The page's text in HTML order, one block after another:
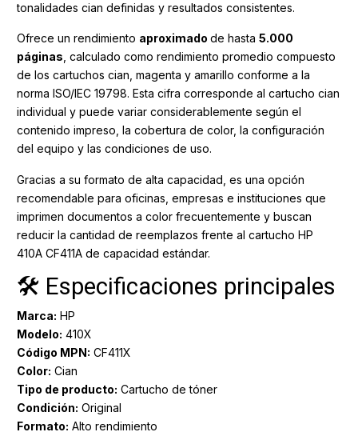
tonalidades cian definidas y resultados consistentes.
Ofrece un rendimiento aproximado de hasta 5.000
páginas , calculado como rendimiento promedio compuesto
de los cartuchos cian, magenta y amarillo conforme a la
norma ISO/IEC 19798. Esta cifra corresponde al cartucho cian
individual y puede variar considerablemente según el
contenido impreso, la cobertura de color, la configuración
del equipo y las condiciones de uso.
Gracias a su formato de alta capacidad, es una opción
recomendable para oficinas, empresas e instituciones que
imprimen documentos a color frecuentemente y buscan
reducir la cantidad de reemplazos frente al cartucho HP
410A CF411A de capacidad estándar.
🛠️ Especificaciones principales
Marca: HP
Modelo: 410X
Código MPN: CF411X
Color: Cian
Tipo de producto: Cartucho de tóner
Condición: Original
Formato: Alto rendimiento